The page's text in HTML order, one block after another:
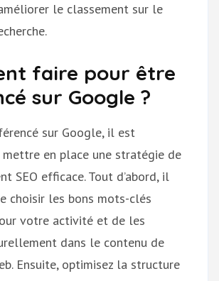
le classement sur le
faire pour être
sur Google ?
sur Google, il est
en place une stratégie de
SEO efficace. Tout d’abord, il
choisir les bons mots-clés
votre activité et de les
dans le contenu de
Ensuite, optimisez la structure